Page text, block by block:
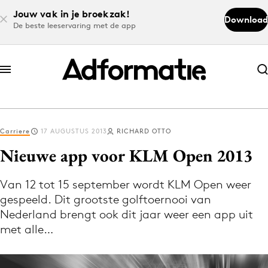
Jouw vak in je broekzak!
De beste leeservaring met de app
Download
Abonneer nu
Abonneer nu
Log in
Download de app
Volg het laatste nieuws via de Adformatie
Nieuws app
Carriere 17 AUGUSTUS 2013 RICHARD OTTO
Nieuwe app voor KLM Open 2013
Van 12 tot 15 september wordt KLM Open weer
gespeeld. Dit grootste golftoernooi van
Nederland brengt ook dit jaar weer een app uit
met alle…